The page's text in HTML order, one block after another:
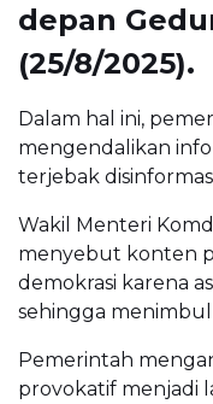
depan
(25/8/2025).
Dalam hal ini,
mengendalikan
terjebak
Wakil Menteri
menyebut konten
demokrasi karena
sehingga
Pemerintah
provokatif menjadi